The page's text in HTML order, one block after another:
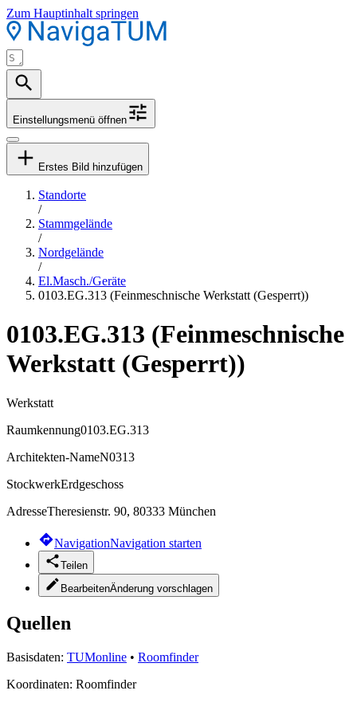
Zum Hauptinhalt springen
Einstellungsmenü öffnen
Erstes Bild hinzufügen
Standorte
/
Stammgelände
/
Nordgelände
/
El.Masch./Geräte
0103.EG.313 (Feinmeschnische Werkstatt (Gesperrt))
0103.EG.313 (Feinmeschnische
Werkstatt (Gesperrt))
Werkstatt
Raumkennung0103.EG.313
Architekten-NameN0313
StockwerkErdgeschoss
AdresseTheresienstr. 90, 80333 München
NavigationNavigation starten
Teilen
BearbeitenÄnderung vorschlagen
Quellen
Basisdaten: TUMonline • Roomfinder
Koordinaten: Roomfinder